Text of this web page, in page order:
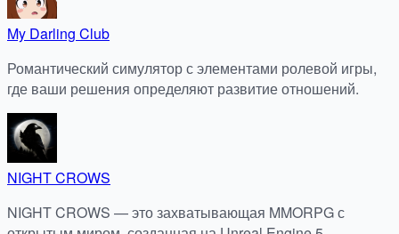
My Darling Club
Романтический симулятор с элементами ролевой игры,
где ваши решения определяют развитие отношений.
NIGHT CROWS
NIGHT CROWS — это захватывающая MMORPG с